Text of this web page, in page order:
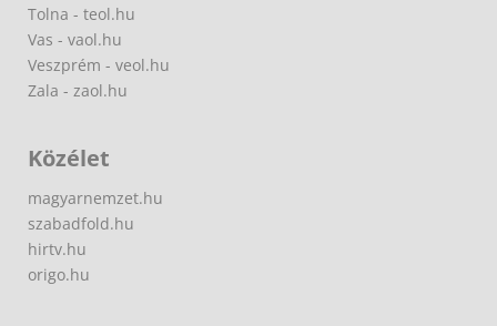
Tolna - teol.hu
Vas - vaol.hu
Veszprém - veol.hu
Zala - zaol.hu
Közélet
magyarnemzet.hu
szabadfold.hu
hirtv.hu
origo.hu